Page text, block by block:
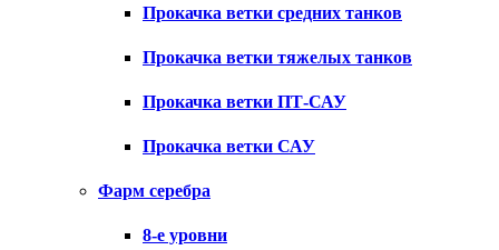
Прокачка ветки средних танков
Прокачка ветки тяжелых танков
Прокачка ветки ПТ-САУ
Прокачка ветки САУ
Фарм серебра
8-е уровни